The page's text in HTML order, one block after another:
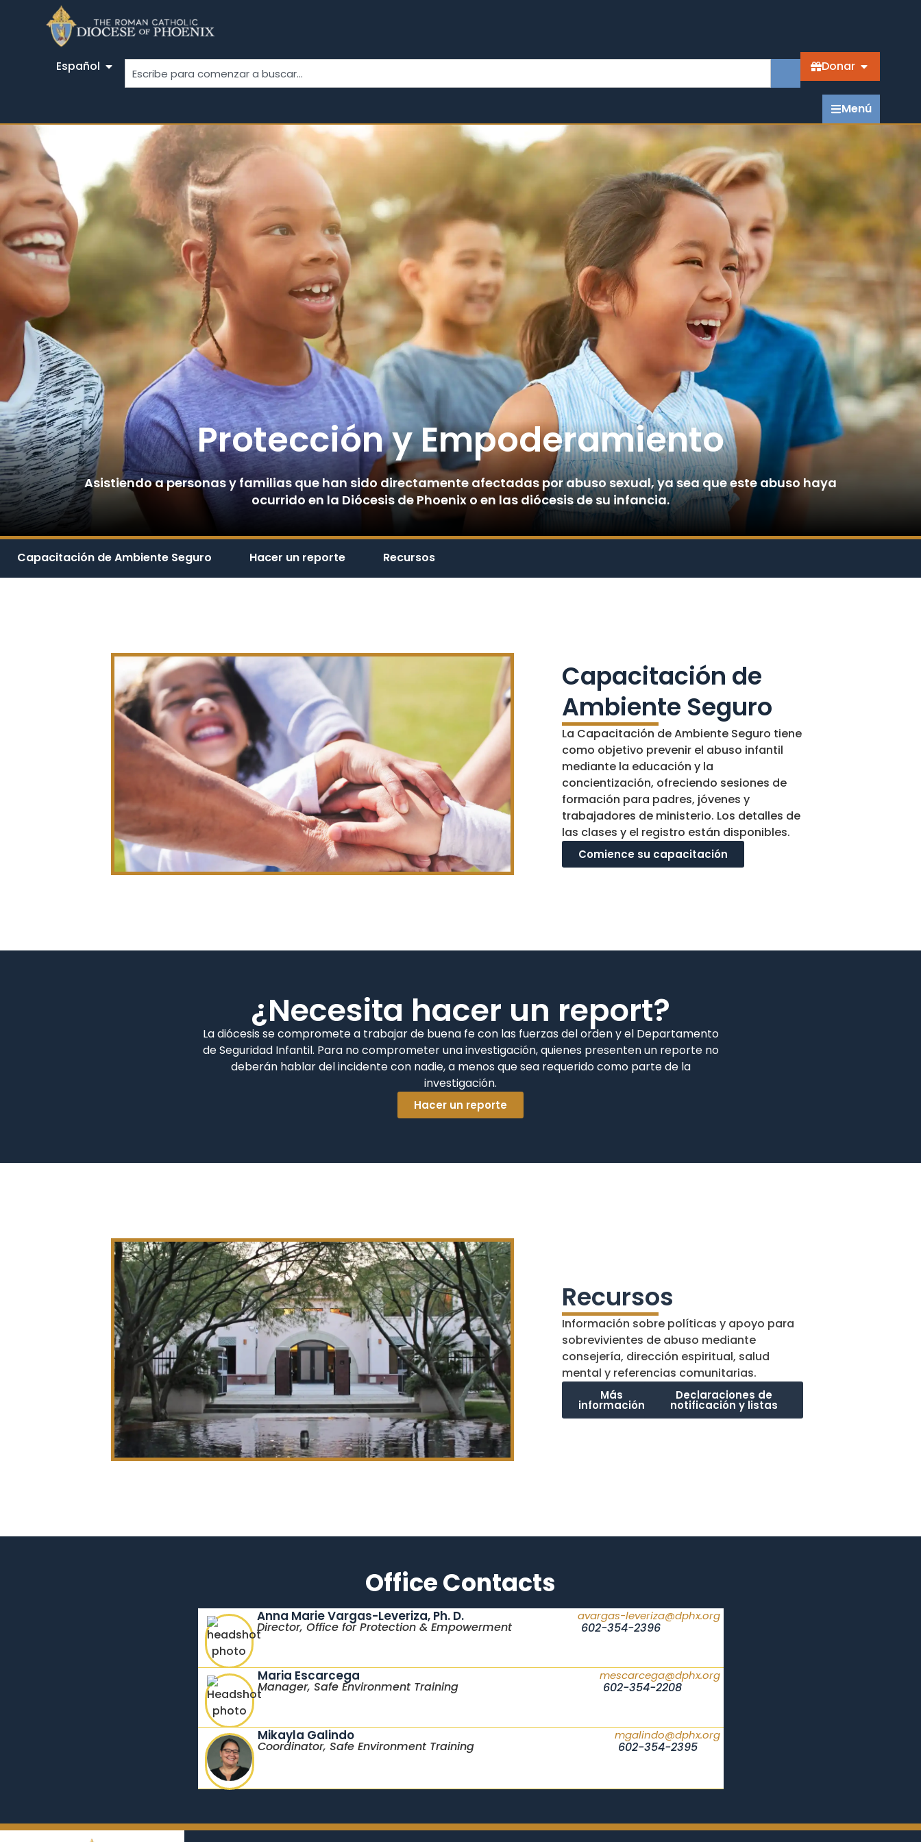
Español Donar
Menú
Protección y Empoderamiento
Asistiendo a personas y familias que han sido directamente afectadas por abuso sexual, ya sea que este abuso haya
ocurrido en la Diócesis de Phoenix o en las diócesis de su infancia.
Capacitación de Ambiente Seguro Hacer un reporte Recursos
Capacitación de
Ambiente Seguro
La Capacitación de Ambiente Seguro tiene
como objetivo prevenir el abuso infantil
mediante la educación y la
concientización, ofreciendo sesiones de
formación para padres, jóvenes y
trabajadores de ministerio. Los detalles de
las clases y el registro están disponibles.
Comience su capacitación
¿Necesita hacer un report?
La diócesis se compromete a trabajar de buena fe con las fuerzas del orden y el Departamento
de Seguridad Infantil. Para no comprometer una investigación, quienes presenten un reporte no
deberán hablar del incidente con nadie, a menos que sea requerido como parte de la
investigación.
Hacer un reporte
Recursos
Información sobre políticas y apoyo para
sobrevivientes de abuso mediante
consejería, dirección espiritual, salud
mental y referencias comunitarias.
Más
información
Declaraciones de
notificación y listas
Office Contacts
Anna Marie Vargas-Leveriza, Ph. D.
Director, Office for Protection & Empowerment
avargas-leveriza@dphx.org
602-354-2396
Maria Escarcega
Manager, Safe Environment Training
mescarcega@dphx.org
602-354-2208
Mikayla Galindo
Coordinator, Safe Environment Training
mgalindo@dphx.org
602-354-2395